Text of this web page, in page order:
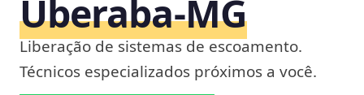
Uberaba‑MG
Liberação de sistemas de escoamento.
Técnicos especializados próximos a você.